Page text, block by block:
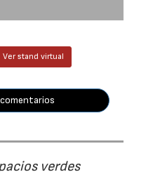
Ver stand virtual
verdes